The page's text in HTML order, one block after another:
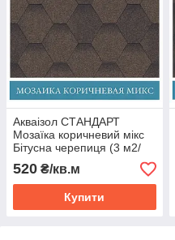
Акваізол СТАНДАРТ
Мозаїка коричневий мікс
Бітусна черепиця (3 м2/
пач)
520 ₴/кв.м
Купити